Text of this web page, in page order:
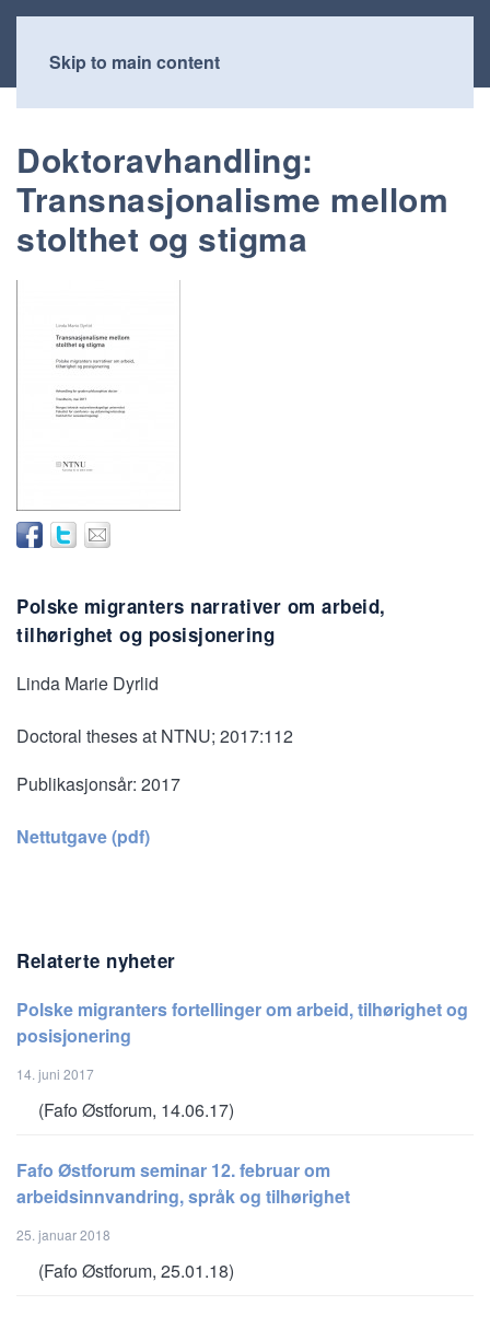
Skip to main content
Doktoravhandling:
Transnasjonalisme mellom
stolthet og stigma
Polske migranters narrativer om arbeid,
tilhørighet og posisjonering
Linda Marie Dyrlid
Doctoral theses at NTNU; 2017:112
Publikasjonsår: 2017
Nettutgave (pdf)
Relaterte nyheter
Polske migranters fortellinger om arbeid, tilhørighet og
posisjonering
14. juni 2017
(Fafo Østforum, 14.06.17)
Fafo Østforum seminar 12. februar om
arbeidsinnvandring, språk og tilhørighet
25. januar 2018
(Fafo Østforum, 25.01.18)